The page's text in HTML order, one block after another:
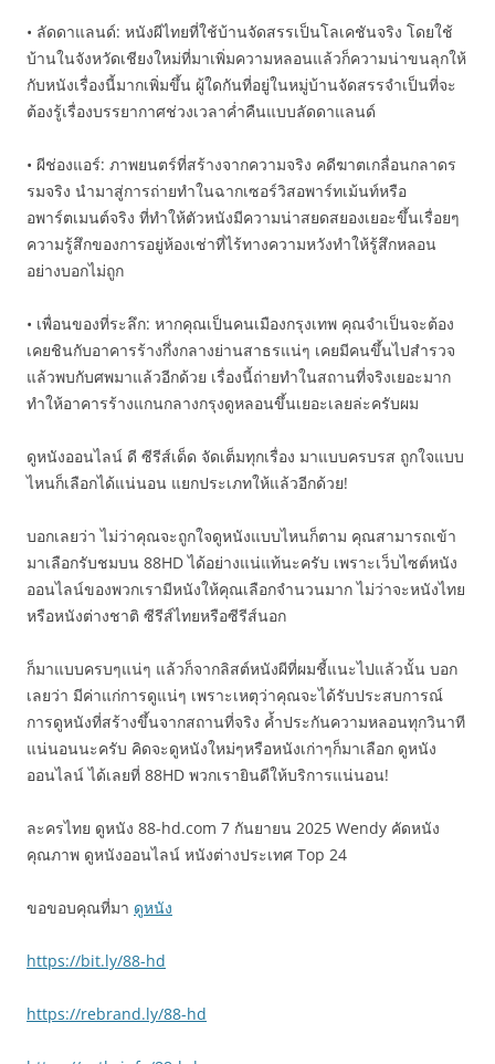
• ลัดดาแลนด์: หนังผีไทยที่ใช้บ้านจัดสรรเป็นโลเคชันจริง โดยใช้
บ้านในจังหวัดเชียงใหม่ที่มาเพิ่มความหลอนแล้วก็ความน่าขนลุกให้
กับหนังเรื่องนี้มากเพิ่มขึ้น ผู้ใดกันที่อยู่ในหมู่บ้านจัดสรรจำเป็นที่จะ
ต้องรู้เรื่องบรรยากาศช่วงเวลาค่ำคืนแบบลัดดาแลนด์
• ผีช่องแอร์: ภาพยนตร์ที่สร้างจากความจริง คดีฆาตเกลื่อนกลาดร
รมจริง นำมาสู่การถ่ายทำในฉากเซอร์วิสอพาร์ทเม้นท์หรือ
อพาร์ตเมนต์จริง ที่ทำให้ตัวหนังมีความน่าสยดสยองเยอะขึ้นเรื่อยๆ
ความรู้สึกของการอยู่ห้องเช่าที่ไร้ทางความหวังทำให้รู้สึกหลอน
อย่างบอกไม่ถูก
• เพื่อนของที่ระลึก: หากคุณเป็นคนเมืองกรุงเทพ คุณจำเป็นจะต้อง
เคยชินกับอาคารร้างกึ่งกลางย่านสาธรแน่ๆ เคยมีคนขึ้นไปสำรวจ
แล้วพบกับศพมาแล้วอีกด้วย เรื่องนี้ถ่ายทำในสถานที่จริงเยอะมาก
ทำให้อาคารร้างแกนกลางกรุงดูหลอนขึ้นเยอะเลยล่ะครับผม
ดูหนังออนไลน์ ดี ซีรีส์เด็ด จัดเต็มทุกเรื่อง มาแบบครบรส ถูกใจแบบ
ไหนก็เลือกได้แน่นอน แยกประเภทให้แล้วอีกด้วย!
บอกเลยว่า ไม่ว่าคุณจะถูกใจดูหนังแบบไหนก็ตาม คุณสามารถเข้า
มาเลือกรับชมบน 88HD ได้อย่างแน่แท้นะครับ เพราะเว็บไซต์หนัง
ออนไลน์ของพวกเรามีหนังให้คุณเลือกจำนวนมาก ไม่ว่าจะหนังไทย
หรือหนังต่างชาติ ซีรีส์ไทยหรือซีรีส์นอก
ก็มาแบบครบๆแน่ๆ แล้วก็จากลิสต์หนังผีที่ผมชี้แนะไปแล้วนั้น บอก
เลยว่า มีค่าแก่การดูแน่ๆ เพราะเหตุว่าคุณจะได้รับประสบการณ์
การดูหนังที่สร้างขึ้นจากสถานที่จริง ค้ำประกันความหลอนทุกวินาที
แน่นอนนะครับ คิดจะดูหนังใหม่ๆหรือหนังเก่าๆก็มาเลือก ดูหนัง
ออนไลน์ ได้เลยที่ 88HD พวกเรายินดีให้บริการแน่นอน!
ละครไทย ดูหนัง 88-hd.com 7 กันยายน 2025 Wendy คัดหนัง
คุณภาพ ดูหนังออนไลน์ หนังต่างประเทศ Top 24
ขอขอบคุณที่มา ดูหนัง
https://bit.ly/88-hd
https://rebrand.ly/88-hd